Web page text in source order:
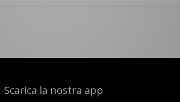
Scarica la nostra app